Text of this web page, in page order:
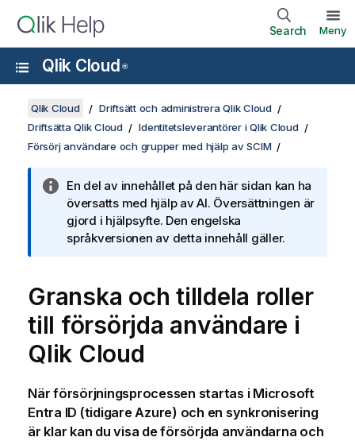
Search Meny
Qlik Cloud ®
Qlik Cloud
Driftsätt och administrera Qlik Cloud
Driftsätta Qlik Cloud
Identitetsleverantörer i Qlik Cloud
Försörj användare och grupper med hjälp av SCIM
En del av innehållet på den här sidan kan ha
översatts med hjälp av AI. Översättningen är
gjord i hjälpsyfte. Den engelska
språkversionen av detta innehåll gäller.
Granska och tilldela roller
till försörjda användare i
Qlik Cloud
När försörjningsprocessen startas i Microsoft
Entra ID (tidigareAzure) och en synkronisering
är klar kan du visa de försörjda användarna och